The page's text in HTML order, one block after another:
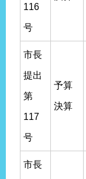
116
号
市長
提出
第
117
号
予算
決算
市長